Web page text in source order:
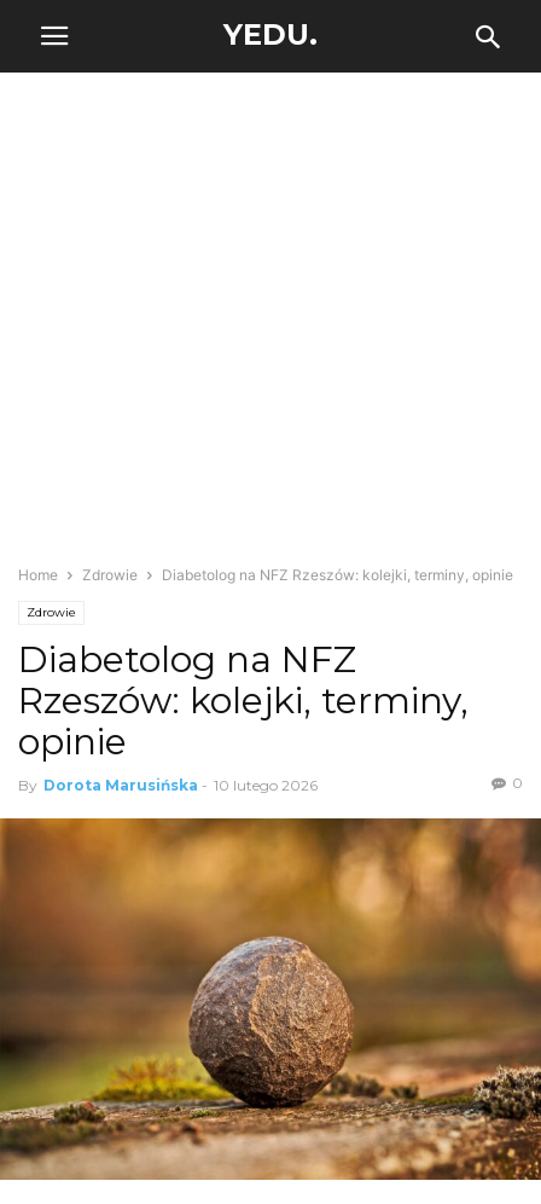
YEDU.
Home Zdrowie Diabetolog na NFZ Rzeszów: kolejki, terminy, opinie
Zdrowie
Diabetolog na NFZ
Rzeszów: kolejki, terminy,
opinie
By Dorota Marusińska - 10 lutego 2026 0